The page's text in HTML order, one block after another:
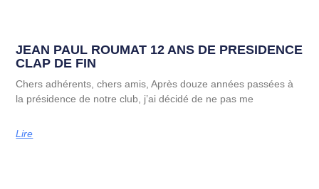
JEAN PAUL ROUMAT 12 ANS DE PRESIDENCE
CLAP DE FIN
Chers adhérents, chers amis, Après douze années passées à
la présidence de notre club, j’ai décidé de ne pas me
Lire